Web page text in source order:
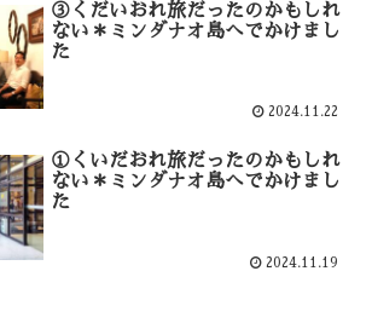
③くだいおれ旅だったのかもしれ
ない＊ミンダナオ島へでかけまし
た
2024.11.22
①くいだおれ旅だったのかもしれ
ない＊ミンダナオ島へでかけまし
た
2024.11.19